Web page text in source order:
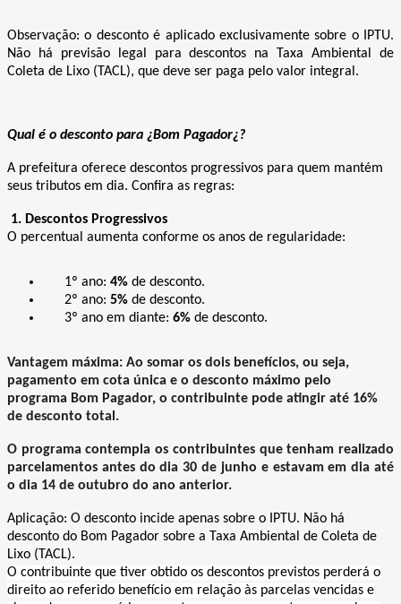
Observação: o desconto é aplicado exclusivamente sobre o IPTU.
Não há previsão legal para descontos na Taxa Ambiental de
Coleta de Lixo (TACL), que deve ser paga pelo valor integral.
Qual é o desconto para ¿Bom Pagador¿?
A prefeitura oferece descontos progressivos para quem mantém
seus tributos em dia. Confira as regras:
1. Descontos Progressivos
O percentual aumenta conforme os anos de regularidade:
1º ano: 4% de desconto.
2º ano: 5% de desconto.
3º ano em diante: 6% de desconto.
Vantagem máxima: Ao somar os dois benefícios, ou seja,
pagamento em cota única e o desconto máximo pelo
programa Bom Pagador, o contribuinte pode atingir até 16%
de desconto total.
O programa contempla os contribuintes que tenham realizado
parcelamentos antes do dia 30 de junho e estavam em dia até
o dia 14 de outubro do ano anterior.
Aplicação: O desconto incide apenas sobre o IPTU. Não há
desconto do Bom Pagador sobre a Taxa Ambiental de Coleta de
Lixo (TACL).
O contribuinte que tiver obtido os descontos previstos perderá o
direito ao referido benefício em relação às parcelas vencidas e